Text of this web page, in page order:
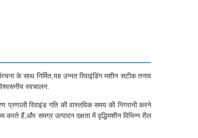
के साथ निर्मित,यह उन्नत रिवाइंडिंग मशीन सटीक तनाव
स्वचालन.
रिवाइंड गति की वास्तविक समय की निगरानी करने
हैं,और समग्र उत्पादन दक्षता में वृद्धिमशीन विभिन्न रील